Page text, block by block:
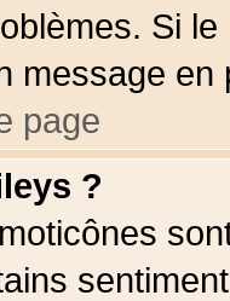
Si
message
page
?